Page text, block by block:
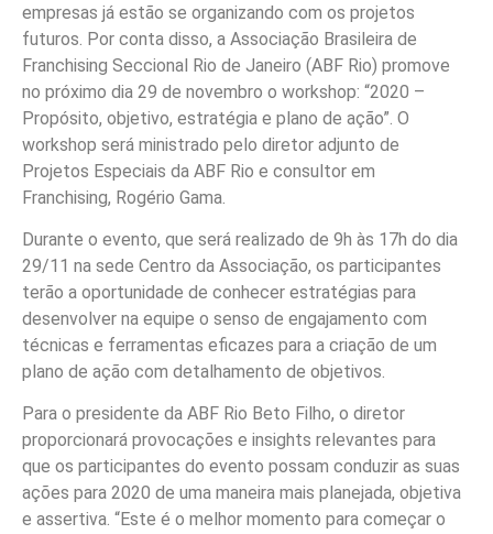
empresas já estão se organizando com os projetos
futuros. Por conta disso, a Associação Brasileira de
Franchising Seccional Rio de Janeiro (ABF Rio) promove
no próximo dia 29 de novembro o workshop: “2020 –
Propósito, objetivo, estratégia e plano de ação”. O
workshop será ministrado pelo diretor adjunto de
Projetos Especiais da ABF Rio e consultor em
Franchising, Rogério Gama.
Durante o evento, que será realizado de 9h às 17h do dia
29/11 na sede Centro da Associação, os participantes
terão a oportunidade de conhecer estratégias para
desenvolver na equipe o senso de engajamento com
técnicas e ferramentas eficazes para a criação de um
plano de ação com detalhamento de objetivos.
Para o presidente da ABF Rio Beto Filho, o diretor
proporcionará provocações e insights relevantes para
que os participantes do evento possam conduzir as suas
ações para 2020 de uma maneira mais planejada, objetiva
e assertiva. “Este é o melhor momento para começar o